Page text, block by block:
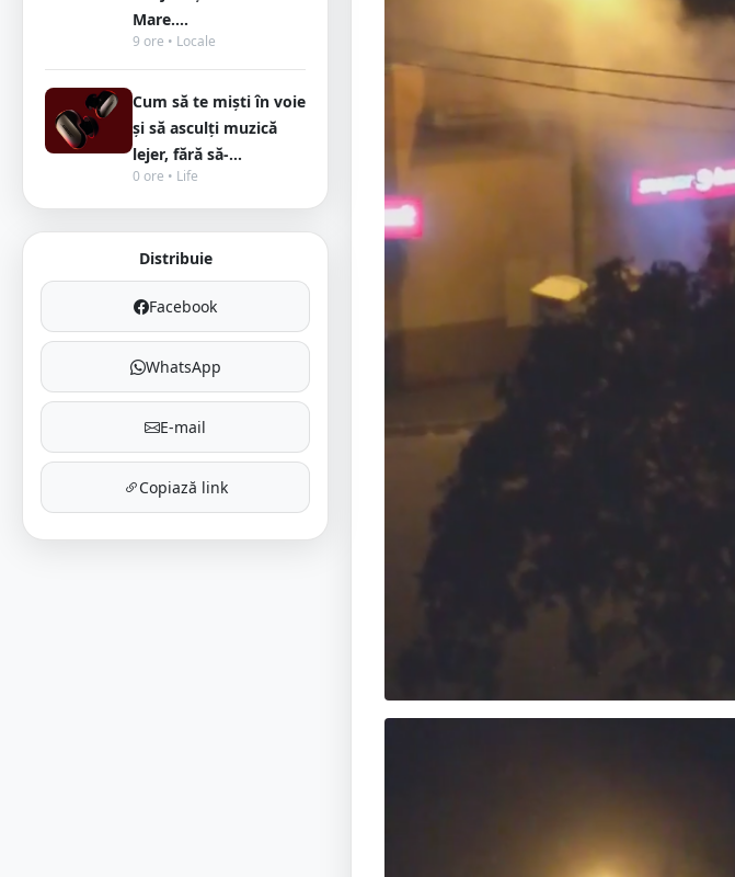
Mare....
9 ore • Locale
Cum să te miști în voie
și să asculți muzică
lejer, fără să-...
0 ore • Life
Distribuie
Facebook
WhatsApp
E-mail
Copiază link